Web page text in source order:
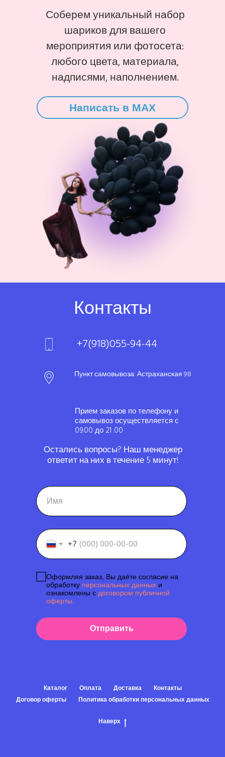
Соберем уникальный набор
шариков для вашего
мероприятия или фотосета:
любого цвета, материала,
надписями, наполнением.
Написать в MAX
+7
Оформляя заказ, Вы даёте согласие на
обработку персональных данных и
ознакомлены с договором публичной
оферты.
Отправить
Контакты
Пункт самовывоза: Астраханская 98
+7(918)055-94-44
Прием заказов по телефону и
самовывоз осуществляется с
09.00 до 21 .00
Остались вопросы? Наш менеджер
ответит на них в течение 5 минут!
Каталог Оплата Доставка
Контакты
Договор оферты
Политика обработки персональных данных
Наверх